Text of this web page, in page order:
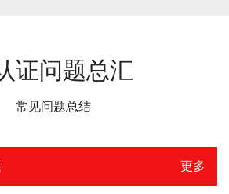
证问题总汇
常见问题总结
更多